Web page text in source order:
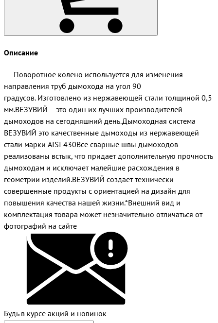
Описание
Поворотное колено используется для изменения
направления труб дымохода на угол 90
градусов. Изготовлено из нержавеющей стали толщиной 0,5
мм.ВЕЗУВИЙ – это один их лучших производителей
дымоходов на сегодняшний день.Дымоходная система
ВЕЗУВИЙ это качественные дымоходы из нержавеющей
стали марки AISI 430Все сварные швы дымоходов
реализованы встык, что придает дополнительную прочность
дымоходам и исключает малейшие расхождения в
геометрии изделий.ВЕЗУВИЙ создает технически
совершенные продукты с ориентацией на дизайн для
повышения качества нашей жизни.*Внешний вид и
комплектация товара может незначительно отличаться от
фотографий на сайте
Будь в курсе акций и новинок